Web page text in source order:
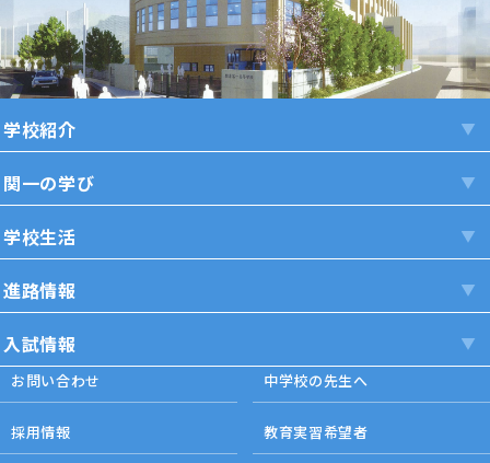
学校紹介
関一の学び
学校生活
進路情報
入試情報
お問い合わせ 中学校の先生へ
採用情報 教育実習希望者